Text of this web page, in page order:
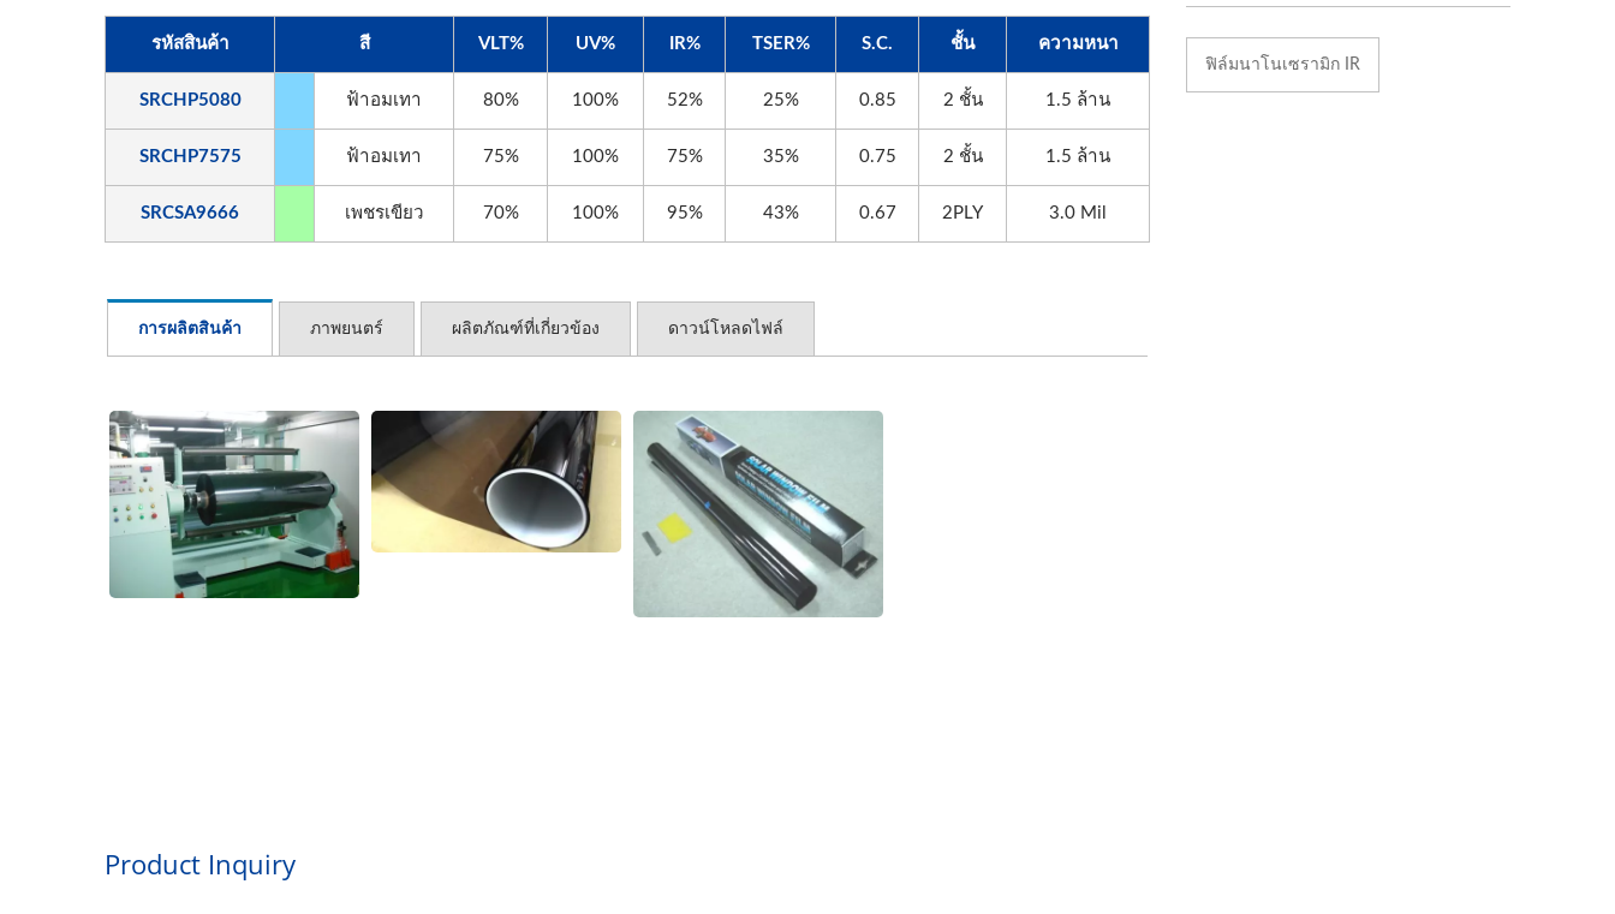
รหัสสินค้า สี VLT% UV% IR% TSER% S.C. ชั้น ความหนา
SRCHP5080 ฟ้าอมเทา 80% 100% 52% 25% 0.85 2 ชั้น 1.5 ล้าน
SRCHP7575 ฟ้าอมเทา 75% 100% 75% 35% 0.75 2 ชั้น 1.5 ล้าน
SRCSA9666 เพชรเขียว 70% 100% 95% 43% 0.67 2PLY 3.0 Mil
การผลิตสินค้า ภาพยนตร์ ผลิตภัณฑ์ที่เกี่ยวข้อง ดาวน์โหลดไฟล์
ฟิล์มนาโนเซรามิก IR